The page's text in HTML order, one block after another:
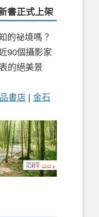
書正式上架
的祕境嗎？
90個攝影家
的絕美景
書店 | 金石